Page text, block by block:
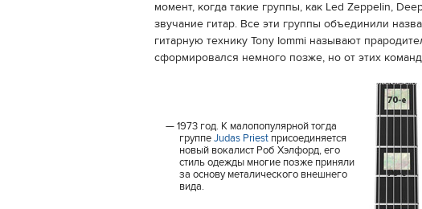
момент, когда такие группы, как Led Zeppelin,
звучание гитар. Все эти группы объединили
гитарную технику Tony Iommi называют
сформировался немного позже, но от этих команд
1973 год. К малопопулярной тогда
группеJudas Priest присоединяется
новый вокалист Роб Хэлфорд, его
стиль одежды многие позже приняли
за основу металического внешнего
вида.